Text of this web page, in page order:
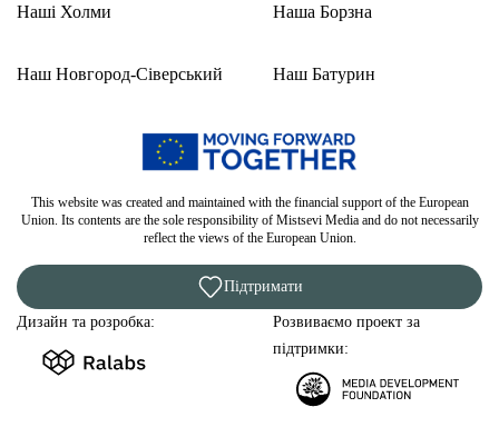
Наші Холми
Наш Новгород-Сіверський
Наша Борзна
Наш Батурин
This website was created and maintained with the financial support of the European
Union. Its contents are the sole responsibility of Mistsevi Media and do not necessarily
reflect the views of the European Union.
Підтримати
Дизайн та розробка:
Розвиваємо проект за
підтримки: